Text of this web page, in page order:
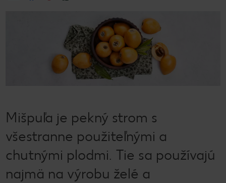
Mišpuľa je pekný strom s
všestranne použiteľnými a
chutnými plodmi. Tie sa používajú
najmä na výrobu želé a